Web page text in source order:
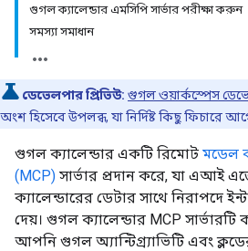
গুগল ক্যালেন্ডার এমসিপি সার্ভার পরীক্ষা করুন
সমস্যা সমাধান
ডেভেলপার প্রিভিউ: গুগল ওয়ার্কস্পেস
অংশ হিসেবে উপলব্ধ, যা নির্দিষ্ট কিছু ফিচারে
গুগল ক্যালেন্ডার একটি রিমোট মডেল
(MCP) সার্ভার প্রদান করে, যা এআই
ক্যালেন্ডারের ডেটার সাথে নিরাপদে
দেয়। গুগল ক্যালেন্ডার MCP
আপনি গুগল অ্যান্টিগ্র্যাভিটি এবং